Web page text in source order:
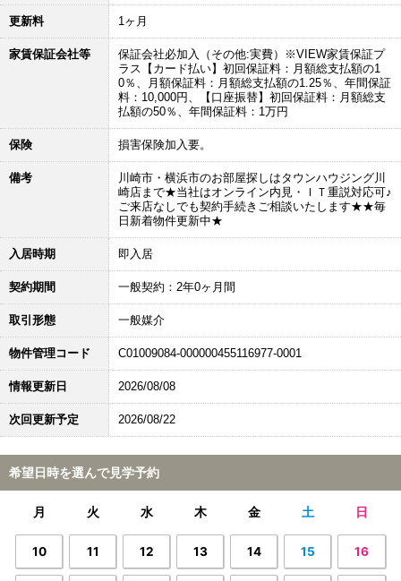
更新料 1ヶ月
家賃保証会社等
保証会社必加入（その他:実費）※VIEW家賃保証プ
ラス【カード払い】初回保証料：月額総支払額の1
0％、月額保証料：月額総支払額の1.25％、年間保証
料：10,000円、【口座振替】初回保証料：月額総支
払額の50％、年間保証料：1万円
保険 損害保険加入要。
備考
川崎市・横浜市のお部屋探しはタウンハウジング川
崎店まで★当社はオンライン内見・ＩＴ重説対応可♪
ご来店なしでも契約手続きご相談いたします★★毎
日新着物件更新中★
入居時期 即入居
契約期間 一般契約：2年0ヶ月間
取引形態 一般媒介
物件管理コード C01009084-000000455116977-0001
情報更新日 2026/08/08
次回更新予定 2026/08/22
希望日時を選んで見学予約
月 火 水 木 金 土 日
10 11 12 13 14 15 16